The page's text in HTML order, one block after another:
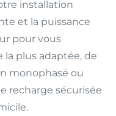
installation
et la puissance
pour vous
la plus adaptée, de
monophasé ou
recharge sécurisée